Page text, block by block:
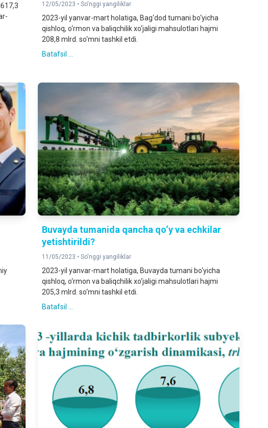
12/05/2023 •So'nggi yangiliklar
2023-yil yanvar-mart holatiga, Bag‘dod tumani bo‘yicha
qishloq, o‘rmon va baliqchilik xo‘jaligi mahsulotlari hajmi
208,8 mlrd. so‘mni tashkil etdi.
Batafsil ...
Buvayda tumanida qancha qo‘y va echkilar
yetishtirildi?
11/05/2023 •So'nggi yangiliklar
2023-yil yanvar-mart holatiga, Buvayda tumani bo‘yicha
qishloq, o‘rmon va baliqchilik xo‘jaligi mahsulotlari hajmi
205,3 mlrd. so‘mni tashkil etdi.
Batafsil ...